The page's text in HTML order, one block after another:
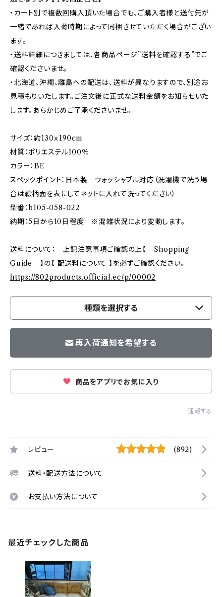
・カート別で複数回購入頂いた場合でも、ご購入者様と送付先が
一緒であれば入荷時期によって同梱させていただく場合がござい
ます。
・送料詳細につきましては、各商品ページ”送料を確認する”でご
確認くださいませ。
・北海道、沖縄、離島への配送は、送料が異なりますので、別途お
見積もりいたします。ご注文後に正式な送料金額をお知らせいた
します。あらかじめご了承くださいませ。
サイズ：約130ｘ190cm
材質：ポリエステル100％
カラー：BE
スペックポイント：日本製 ウォッシャブル対応（洗濯機で洗う場
合は絵柄面を表にしてネットに入れて洗ってください）
型番：b105-058-022
納期：5日から10日程度 ※混雑状況により変動します。
送料について： 上記注意事項ご確認の上【 - Shopping
Guide - 】の【 配送料について 】を必ずご確認ください。
https://802products.official.ec/p/00002
種類を選択する
再入荷通知を希望する
商品をアプリでお気に入り
通報する
レビュー (892)
送料・配送方法について
お支払い方法について
最近チェックした商品